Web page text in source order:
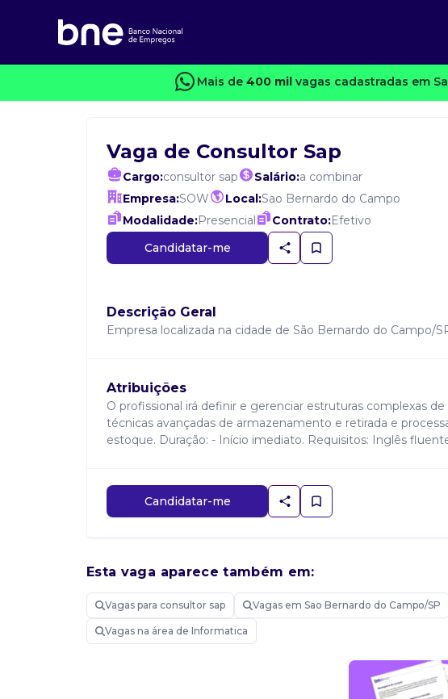
Mais de 400 mil vagas cadastradas em
Vaga de Consultor Sap
Cargo:consultor sap Salário:a combinar
Empresa:SOW Local:Sao Bernardo do Campo
Modalidade:Presencial Contrato:Efetivo
Candidatar-me
Descrição Geral
Empresa localizada na cidade de São Bernardo do Campo/
Atribuições
O profissional irá definir e gerenciar estruturas complexas
técnicas avançadas de armazenamento e retirada e
estoque. Duração: - Início imediato. Requisitos: Inglês
Candidatar-me
Esta vaga aparece também em:
Vagas para consultor sap Vagas em Sao Bernardo do Campo/SP
Vagas na área de Informatica